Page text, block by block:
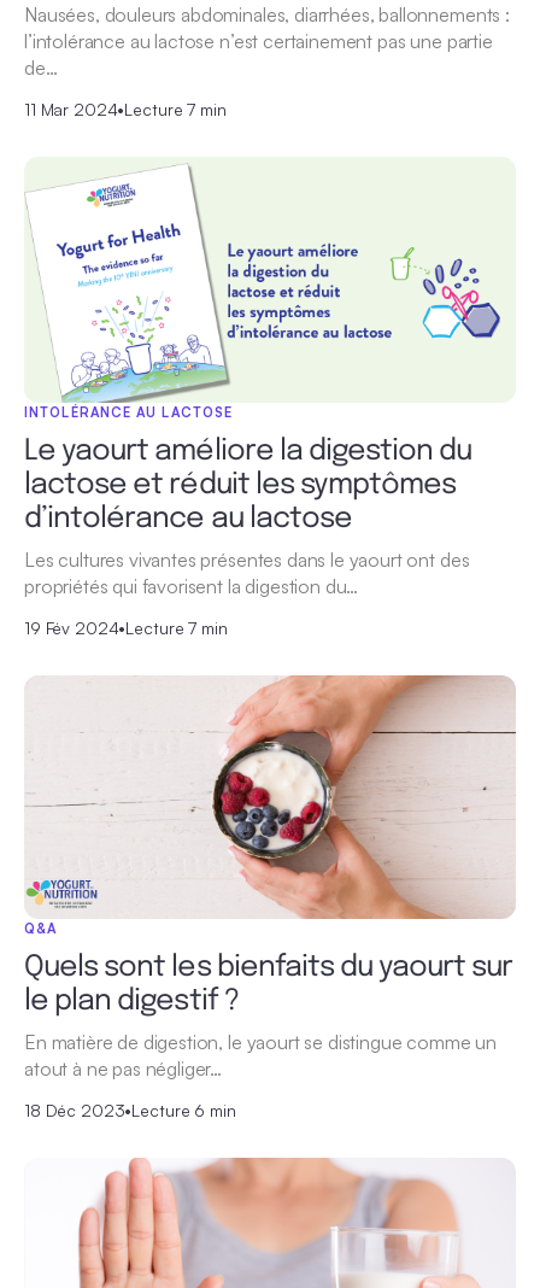
Nausées, douleurs abdominales, diarrhées, ballonnements :
l’intolérance au lactose n’est certainement pas une partie
de…
11 Mar 2024•Lecture 7 min
INTOLÉRANCE AU LACTOSE
Le yaourt améliore la digestion du
lactose et réduit les symptômes
d’intolérance au lactose
Les cultures vivantes présentes dans le yaourt ont des
propriétés qui favorisent la digestion du…
19 Fév 2024•Lecture 7 min
Q&A
Quels sont les bienfaits du yaourt sur
le plan digestif ?
En matière de digestion, le yaourt se distingue comme un
atout à ne pas négliger…
18 Déc 2023•Lecture 6 min